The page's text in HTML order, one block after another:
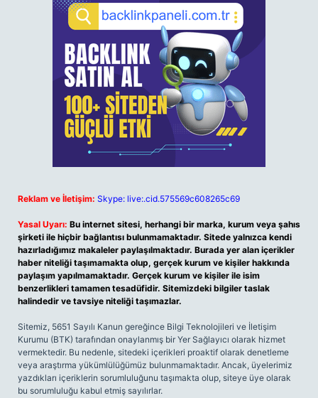
Reklam ve İletişim: Skype: live:.cid.575569c608265c69
Yasal Uyarı: Bu internet sitesi, herhangi bir marka, kurum veya şahıs
şirketi ile hiçbir bağlantısı bulunmamaktadır. Sitede yalnızca kendi
hazırladığımız makaleler paylaşılmaktadır. Burada yer alan içerikler
haber niteliği taşımamakta olup, gerçek kurum ve kişiler hakkında
paylaşım yapılmamaktadır. Gerçek kurum ve kişiler ile isim
benzerlikleri tamamen tesadüfidir. Sitemizdeki bilgiler taslak
halindedir ve tavsiye niteliği taşımazlar.
Sitemiz, 5651 Sayılı Kanun gereğince Bilgi Teknolojileri ve İletişim
Kurumu (BTK) tarafından onaylanmış bir Yer Sağlayıcı olarak hizmet
vermektedir. Bu nedenle, sitedeki içerikleri proaktif olarak denetleme
veya araştırma yükümlülüğümüz bulunmamaktadır. Ancak, üyelerimiz
yazdıkları içeriklerin sorumluluğunu taşımakta olup, siteye üye olarak
bu sorumluluğu kabul etmiş sayılırlar.